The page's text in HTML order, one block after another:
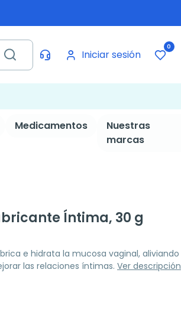
Iniciar sesión
0
Medicamentos
Nuestras
marcas
Íntima, 30 g
e hidrata la mucosa vaginal, aliviando
las relaciones íntimas. Ver descripción